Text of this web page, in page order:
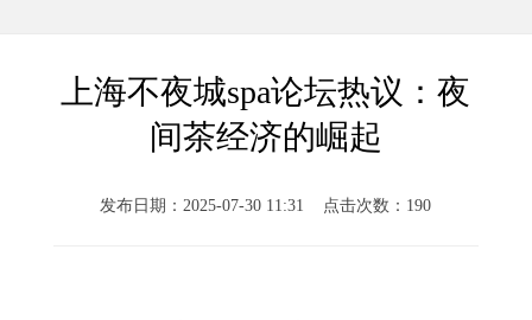
上海不夜城spa论坛热议：夜
间茶经济的崛起
发布日期：2025-07-30 11:31 点击次数：190